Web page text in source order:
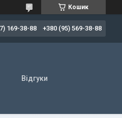
Кошик
169-38-88 +380 (95) 569-38-88
Відгуки